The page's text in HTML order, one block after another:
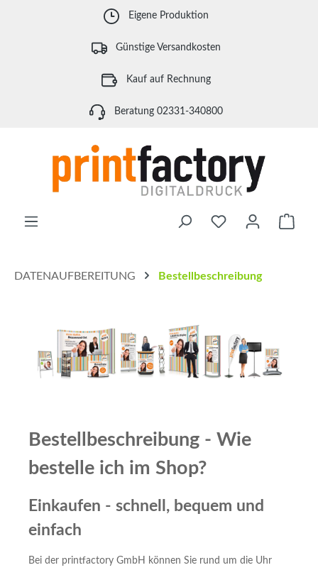
Zum Hauptinhalt springen Eigene Produktion
Günstige Versandkosten
Kauf auf Rechnung
Beratung 02331-340800
DATENAUFBEREITUNG Bestellbeschreibung
Bestellbeschreibung - Wie
bestelle ich im Shop?
Einkaufen - schnell, bequem und
einfach
Bei der printfactory GmbH können Sie rund um die Uhr